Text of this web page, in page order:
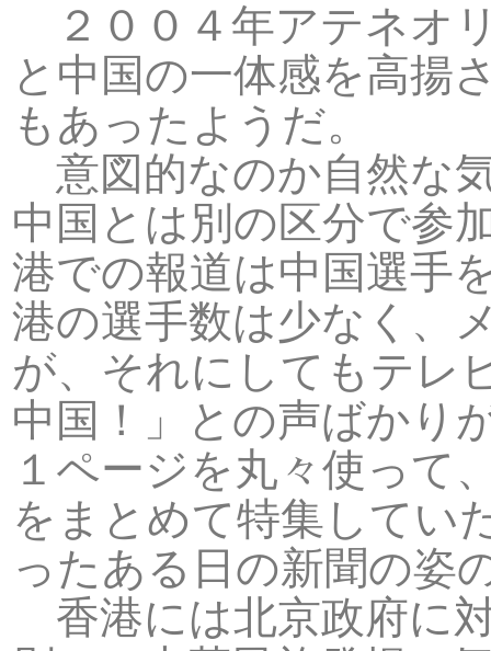
２００４年アテネオ
と中国の一体感を高揚
もあったようだ。
意図的なのか自然な
中国とは別の区分で参
港での報道は中国選手
港の選手数は少なく、
が、それにしてもテレ
中国！」との声ばかり
１ページを丸々使って
をまとめて特集してい
ったある日の新聞の姿
香港には北京政府に